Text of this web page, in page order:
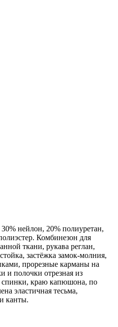
нейлон, 20% полиуретан,
Комбинезон для
ткани, рукава реглан,
застёжка замок-молния,
прорезные карманы на
и полочки отрезная из
спинки, краю капюшона, по
эластичная тесьма,
канты.